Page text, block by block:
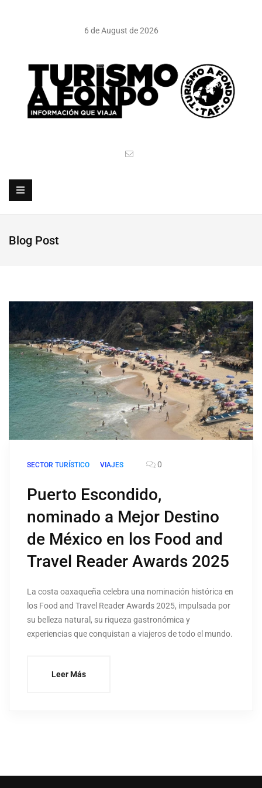
6 de August de 2026
Blog Post
SECTOR TURÍSTICO VIAJES 0
Puerto Escondido,
nominado a Mejor Destino
de México en los Food and
Travel Reader Awards 2025
La costa oaxaqueña celebra una nominación histórica en
los Food and Travel Reader Awards 2025, impulsada por
su belleza natural, su riqueza gastronómica y
experiencias que conquistan a viajeros de todo el mundo.
Leer Más